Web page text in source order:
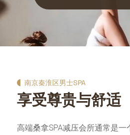
南京秦淮区男士SPA
享受尊贵与舒适
高端桑拿SPA减压会所通常是